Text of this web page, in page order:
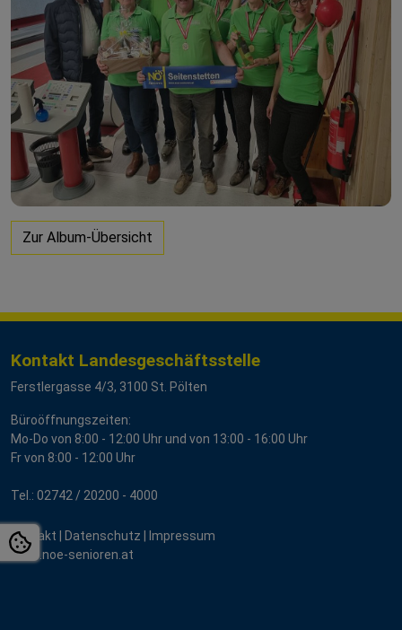
Zur Album-Übersicht
Kontakt Landesgeschäftsstelle
Ferstlergasse 4/3, 3100 St. Pölten
Büroöffnungszeiten:
Mo-Do von 8:00 - 12:00 Uhr und von 13:00 - 16:00 Uhr
Fr von 8:00 - 12:00 Uhr
Tel.: 02742 / 20200 - 4000
Kontakt Datenschutz
Impressum
www.noe-senioren.at